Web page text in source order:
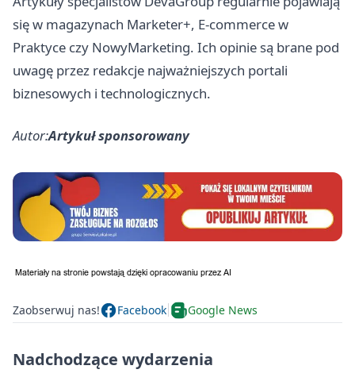
się w magazynach Marketer+, E-commerce w
Praktyce czy NowyMarketing. Ich opinie są brane pod
uwagę przez redakcje najważniejszych portali
biznesowych i technologicznych.
Autor:Artykuł sponsorowany
Zaobserwuj nas! Facebook Google News
Nadchodzące wydarzenia